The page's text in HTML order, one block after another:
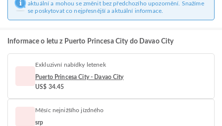
aktuální a mohou se změnit bez předchozího upozornění. Snažíme
se poskytovat co nejpřesnější a aktuální informace.
Informace o letu z Puerto Princesa City do Davao City
Exkluzivní nabídky letenek
Puerto Princesa City - Davao City
US$ 34.45
Měsíc nejnižšího jízdného
srp